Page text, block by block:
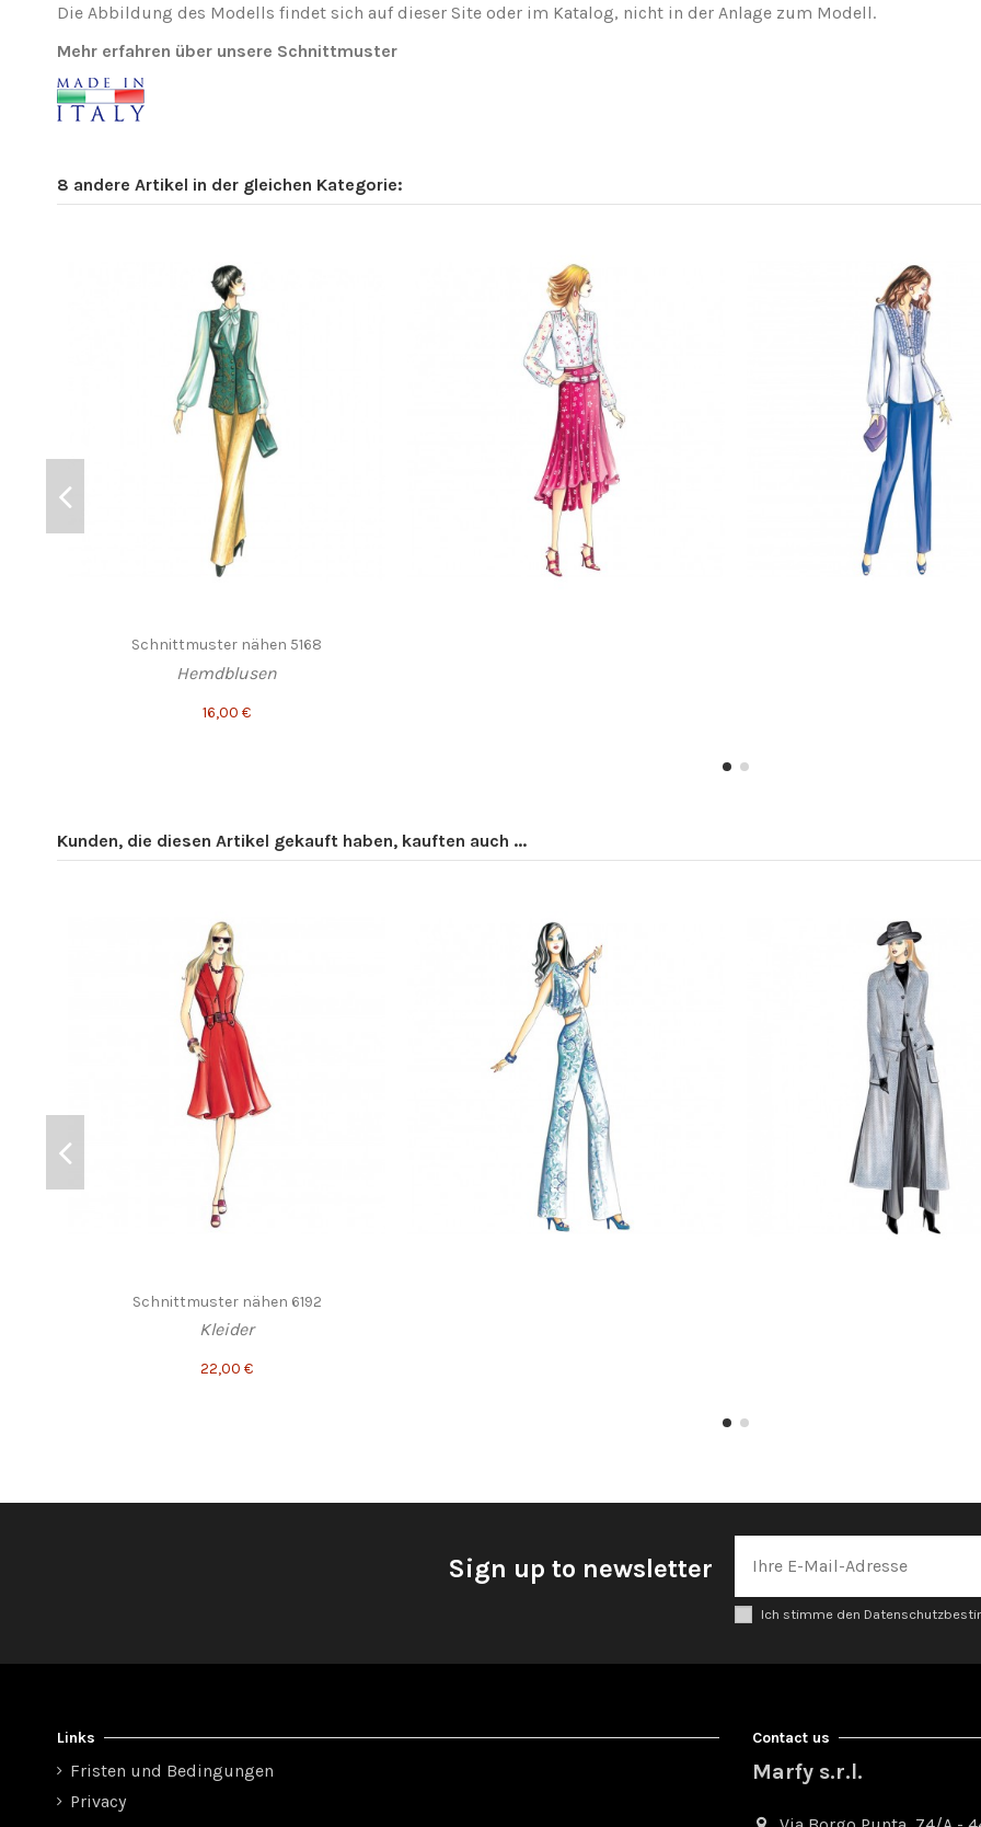
Die Abbildung des Modells findet sich auf dieser Site oder im Katalog, nicht in der Anlage zum Modell.
Mehr erfahren über unsere Schnittmuster
8 andere Artikel in der gleichen Kategorie:
Schnittmuster nähen 5168
Hemdblusen
16,00 €
Kunden, die diesen Artikel gekauft haben, kauften auch ...
Schnittmuster nähen 6192
Kleider
22,00 €
Sign up to newsletter
Ich stimme den
Links
Fristen und Bedingungen
Privacy
Contact us
Marfy s.r.l.